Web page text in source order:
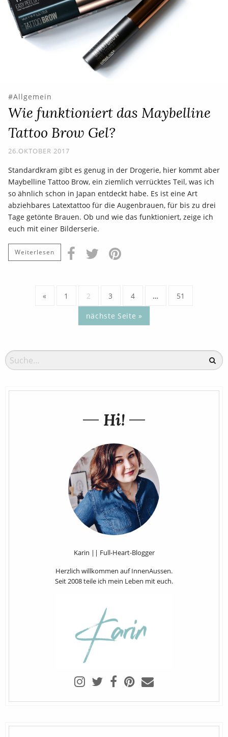
Allgemein
Wie funktioniert das Maybelline
Tattoo Brow Gel?
26.OKTOBER 2017
Standardkram gibt es genug in der Drogerie, hier kommt aber
Maybelline Tattoo Brow, ein ziemlich verrücktes Teil, was ich
so ähnlich schon in Japan entdeckt habe. Es ist eine Art
abziehbares Latextattoo für die Augenbrauen, für bis zu drei
Tage getönte Brauen. Ob und wie das funktioniert, zeige ich
euch mit einer Bilderserie.
Weiterlesen
« 1 2 3 4 … 51
nächste Seite »
Hi!
Karin || Full-Heart-Blogger
Herzlich willkommen auf InnenAussen.
Seit 2008 teile ich mein Leben mit euch.